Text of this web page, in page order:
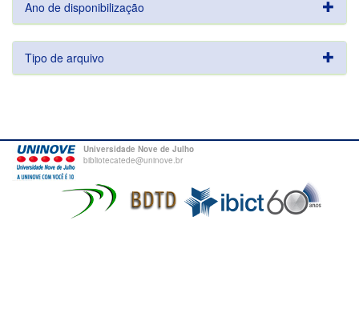
Ano de disponibilização
Tipo de arquivo
Universidade Nove de Julho
bibliotecatede@uninove.br